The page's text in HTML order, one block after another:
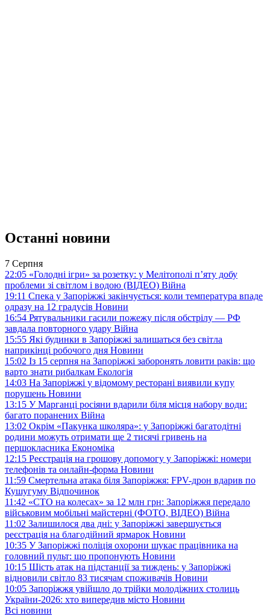
Останні новини
7 Серпня
22:05 «Голодні ігри» за розетку: у Мелітополі п’яту добу
проблеми зі світлом і водою (ВІДЕО) Війна
19:11 Спека у Запоріжжі закінчується: коли температура впаде
одразу на 12 градусів Новини
16:54 Рятувальники гасили пожежу після обстрілу — РФ
завдала повторного удару Війна
15:55 Які будинки в Запоріжжі залишаться без світла
наприкінці робочого дня Новини
15:02 Із 15 серпня на Запоріжжі заборонять ловити раків: що
варто знати рибалкам Екологія
14:03 На Запоріжжі у відомому ресторані виявили купу
порушень Новини
13:15 У Марганці росіяни вдарили біля місця набору води:
багато поранених Війна
13:02 Окрім «Пакунка школяра»: у Запоріжжі багатодітні
родини можуть отримати ще 2 тисячі гривень на
першокласника Економіка
12:15 Реєстрація на грошову допомогу у Запоріжжі: номери
телефонів та онлайн-форма Новини
11:59 Смертельна атака біля Запоріжжя: FPV-дрон вдарив по
Кушугуму Відпочинок
11:42 «СТО на колесах» за 12 млн грн: Запоріжжя передало
військовим мобільні майстерні (ФОТО, ВІДЕО) Війна
11:02 Залишилося два дні: у Запоріжжі завершується
реєстрація на благодійний ярмарок Новини
10:35 У Запоріжжі поліція охорони шукає працівника на
головний пульт: що пропонують Новини
10:15 Шість атак на підстанції за тиждень: у Запоріжжі
відновили світло 83 тисячам споживачів Новини
10:05 Запоріжжя увійшло до трійки молодіжних столиць
України-2026: хто випередив місто Новини
Всі новини